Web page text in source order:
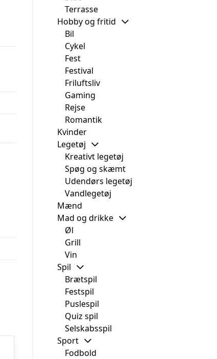
Terrasse
Hobby og fritid
Bil
Cykel
Fest
Festival
Friluftsliv
Gaming
Rejse
Romantik
Kvinder
Legetøj
Kreativt legetøj
Spøg og skæmt
Udendørs legetøj
Vandlegetøj
Mænd
Mad og drikke
Øl
Grill
Vin
Spil
Brætspil
Festspil
Puslespil
Quiz spil
Selskabsspil
Sport
Fodbold